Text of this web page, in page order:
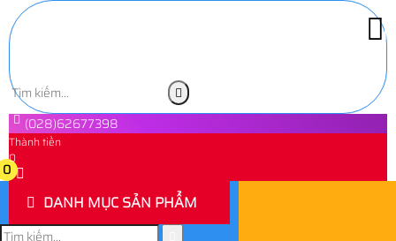
(028)62677398
Thành tiền
0
0
DANH MỤC SẢN PHẨM